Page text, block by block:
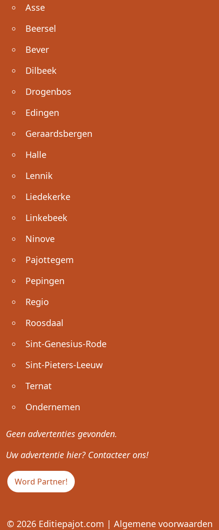
Asse
Beersel
Bever
Dilbeek
Drogenbos
Edingen
Geraardsbergen
Halle
Lennik
Liedekerke
Linkebeek
Ninove
Pajottegem
Pepingen
Regio
Roosdaal
Sint-Genesius-Rode
Sint-Pieters-Leeuw
Ternat
Ondernemen
Geen advertenties gevonden.
Uw advertentie hier? Contacteer ons!
Word Partner!
© 2026 Editiepajot.com | Algemene voorwaarden